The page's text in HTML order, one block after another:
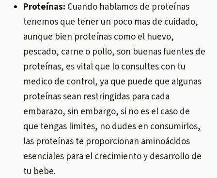
Proteínas: Cuando hablamos de proteínas
tenemos que tener un poco mas de cuidado,
aunque bien proteínas como el huevo,
pescado, carne o pollo, son buenas fuentes de
proteínas, es vital que lo consultes con tu
medico de control, ya que puede que algunas
proteínas sean restringidas para cada
embarazo, sin embargo, si no es el caso de
que tengas limites, no dudes en consumirlos,
las proteínas te proporcionan aminoácidos
esenciales para el crecimiento y desarrollo de
tu bebe.